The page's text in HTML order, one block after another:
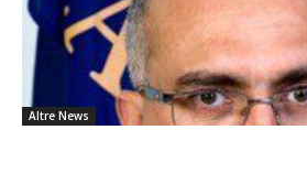
Altre News